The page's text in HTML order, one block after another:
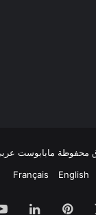
محفوظة مابابوست عربي
English
Français
بينتيريست